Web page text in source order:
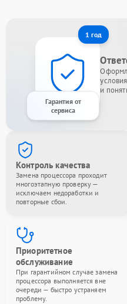
1 год
Гарантия от
сервиса
и
Контроль качества
Замена процессора проходит
многоэтапную проверку —
исключаем недоработки и
повторные сбои.
Приоритетное
обслуживание
При гарантийном случае замена
процессора выполняется вне
очереди — быстро устраняем
проблему.